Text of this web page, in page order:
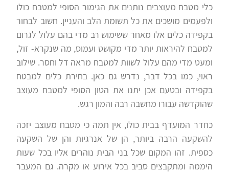
כלי מטבח מעוצבים נותנים את הגימור הסופי למטבח כולו
ולפעמים מושכים את כל תשומת הלב והעניין. חשוב לבחור
בקפידה כלים אלו מאחר ששימוש רב מדי בהם עלול לגרום
למטבח להיראות יותר מדי מקושט ועמוס, מה שנקרא- זול,
ומעט מדי מהם עלול לשוות למטבח מראה דל וחסר. שילוב
ראוי, כמו בכל דבר, נדרש גם כאן. בחירת כלים למבטח
בקפידה ובטעם אכן יתנו את הטון הסופי למטבח מעוצב
שהוקדשה עבורו מחשבה רבה והמון רגש.
כחדר המועדף בבית כולו, אין תמה כי מטבח מעוצב יזכה
להשקעה הרבה ביותר, הן של אנרגיות והן של השקעה
כספית. זהו המקום שכל בני הבית נוהרים אליו בכל שעות
היממה ומתקבצים סביב בכל אירוע או מקרה. גם המעבר